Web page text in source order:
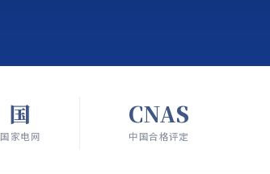
国
国家电网
CNAS
中国合格评定